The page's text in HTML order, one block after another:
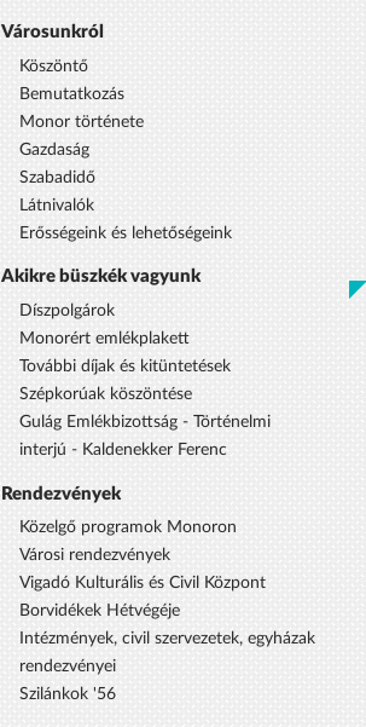
Városunkról
Köszöntő
Bemutatkozás
Monor története
Gazdaság
Szabadidő
Látnivalók
Erősségeink és lehetőségeink
Akikre büszkék vagyunk
Díszpolgárok
Monorért emlékplakett
További díjak és kitüntetések
Szépkorúak köszöntése
Gulág Emlékbizottság - Történelmi
interjú - Kaldenekker Ferenc
Rendezvények
Közelgő programok Monoron
Városi rendezvények
Vigadó Kulturális és Civil Központ
Borvidékek Hétvégéje
Intézmények, civil szervezetek, egyházak
rendezvényei
Szilánkok '56